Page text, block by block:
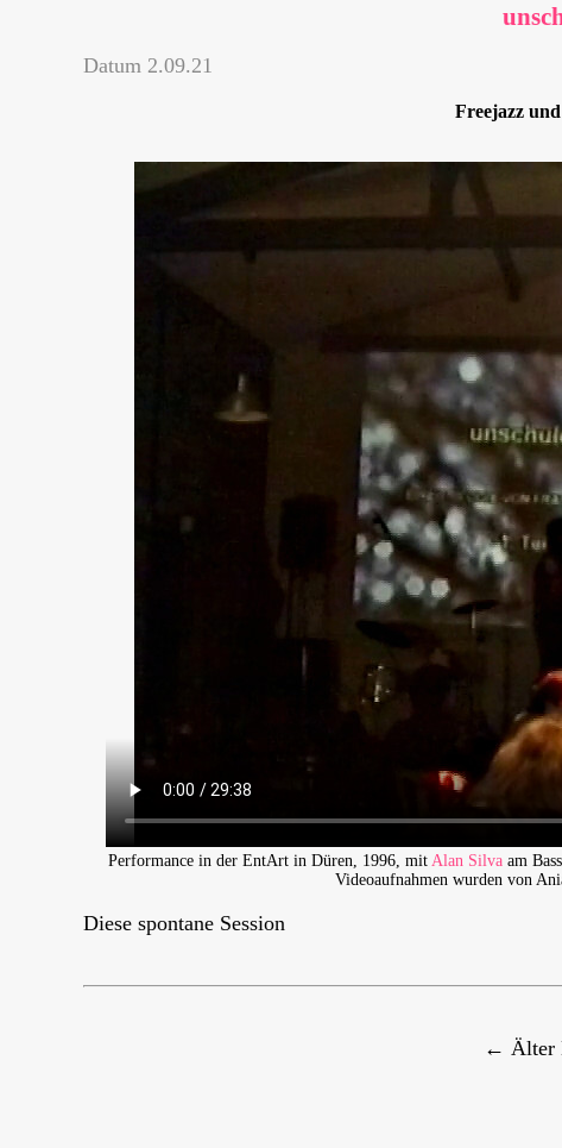
Datum 2.09.21
Freejazz
Performance in der EntArt in Düren, 1996, mit Alan Silvaam
Videoaufnahmen wurden von
Diese spontane Session
← Älter